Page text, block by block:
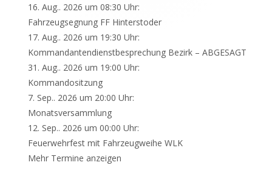
16. Aug.. 2026 um 08:30 Uhr:
Fahrzeugsegnung FF Hinterstoder
17. Aug.. 2026 um 19:30 Uhr:
Kommandantendienstbesprechung Bezirk – ABGESAGT
31. Aug.. 2026 um 19:00 Uhr:
Kommandositzung
7. Sep.. 2026 um 20:00 Uhr:
Monatsversammlung
12. Sep.. 2026 um 00:00 Uhr:
Feuerwehrfest mit Fahrzeugweihe WLK
Mehr Termine anzeigen